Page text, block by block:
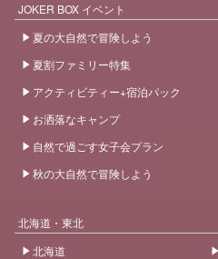
JOKER BOX イベント
夏の大自然で冒険しよう
夏割ファミリー特集
アクティビティー+宿泊パック
お洒落なキャンプ
自然で過ごす女子会プラン
秋の大自然で冒険しよう
北海道・東北
北海道